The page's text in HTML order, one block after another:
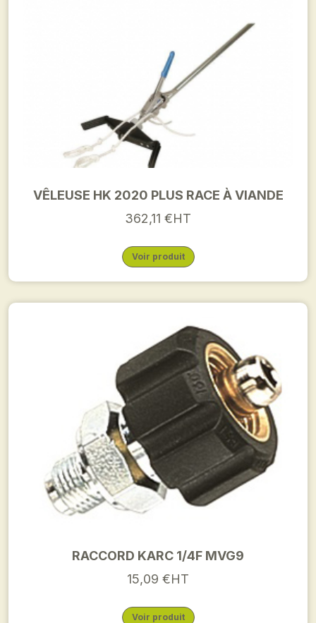
VÊLEUSE HK 2020 PLUS RACE À VIANDE
362,11 €HT
Voir produit
RACCORD KARC 1/4F MVG9
15,09 €HT
Voir produit